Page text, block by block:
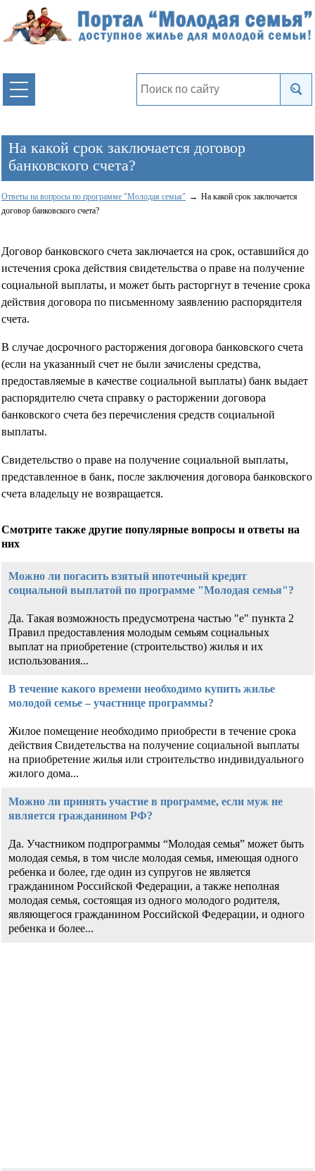
На какой срок заключается договор
банковского счета?
Ответы на вопросы по программе "Молодая семья"
На какой срок заключается
договор банковского счета?
Договор банковского счета заключается на срок, оставшийся до
истечения срока действия свидетельства о праве на получение
социальной выплаты, и может быть расторгнут в течение срока
действия договора по письменному заявлению распорядителя
счета.
В случае досрочного расторжения договора банковского счета
(если на указанный счет не были зачислены средства,
предоставляемые в качестве социальной выплаты) банк выдает
распорядителю счета справку о расторжении договора
банковского счета без перечисления средств социальной
выплаты.
Свидетельство о праве на получение социальной выплаты,
представленное в банк, после заключения договора банковского
счета владельцу не возвращается.
Смотрите также другие популярные вопросы и ответы на
них
Можно ли погасить взятый ипотечный кредит
социальной выплатой по программе "Молодая семья"?
Да. Такая возможность предусмотрена частью "е" пункта 2
Правил предоставления молодым семьям социальных
выплат на приобретение (строительство) жилья и их
использования...
В течение какого времени необходимо купить жилье
молодой семье – участнице программы?
Жилое помещение необходимо приобрести в течение срока
действия Свидетельства на получение социальной выплаты
на приобретение жилья или строительство индивидуального
жилого дома...
Можно ли принять участие в программе, если муж не
является гражданином РФ?
Да. Участником подпрограммы “Молодая семья” может быть
молодая семья, в том числе молодая семья, имеющая одного
ребенка и более, где один из супругов не является
гражданином Российской Федерации, а также неполная
молодая семья, состоящая из одного молодого родителя,
являющегося гражданином Российской Федерации, и одного
ребенка и более...